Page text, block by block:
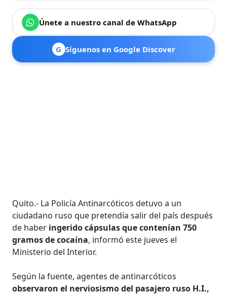
Únete a nuestro canal de WhatsApp
G Síguenos en Google Discover
Quito.- La Policía Antinarcóticos detuvo a un
ciudadano ruso que pretendía salir del país después
de haber ingerido cápsulas que contenían 750
gramos de cocaína, informó este jueves el
Ministerio del Interior.
Según la fuente, agentes de antinarcóticos
observaron el nerviosismo del pasajero ruso H.I.,